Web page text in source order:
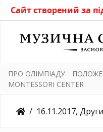
Сайт створений за
ПРО ОЛІМПІАДУ
MONTESSORI CENTER
16.11.2017, Другий конкурсний день, Університет